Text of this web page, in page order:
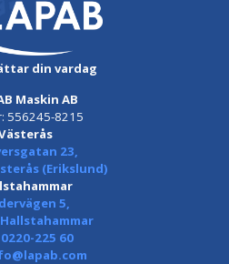
din vardag
Maskin AB
556245-8215
23,
(Erikslund)
5,
Hallstahammar
0220-225 60